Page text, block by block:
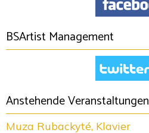
BSArtist Management
Anstehende Veranstaltungen
Muza Rubackyté, Klavier